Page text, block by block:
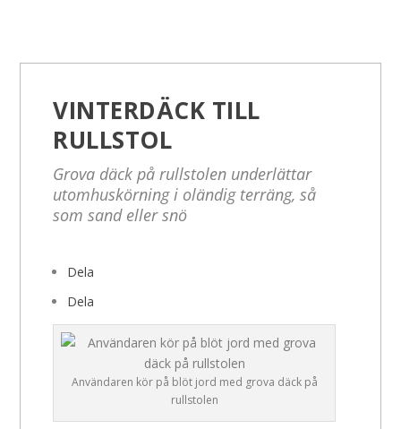
VINTERDÄCK TILL
RULLSTOL
Grova däck på rullstolen underlättar
utomhuskörning i oländig terräng, så
som sand eller snö
Dela
Dela
Användaren kör på blöt jord med grova däck på
rullstolen